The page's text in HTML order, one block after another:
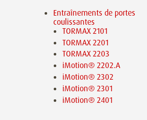
Entraînements de portes
coulissantes
TORMAX 2101
TORMAX 2201
TORMAX 2203
iMotion® 2202.A
iMotion® 2302
iMotion® 2301
iMotion® 2401